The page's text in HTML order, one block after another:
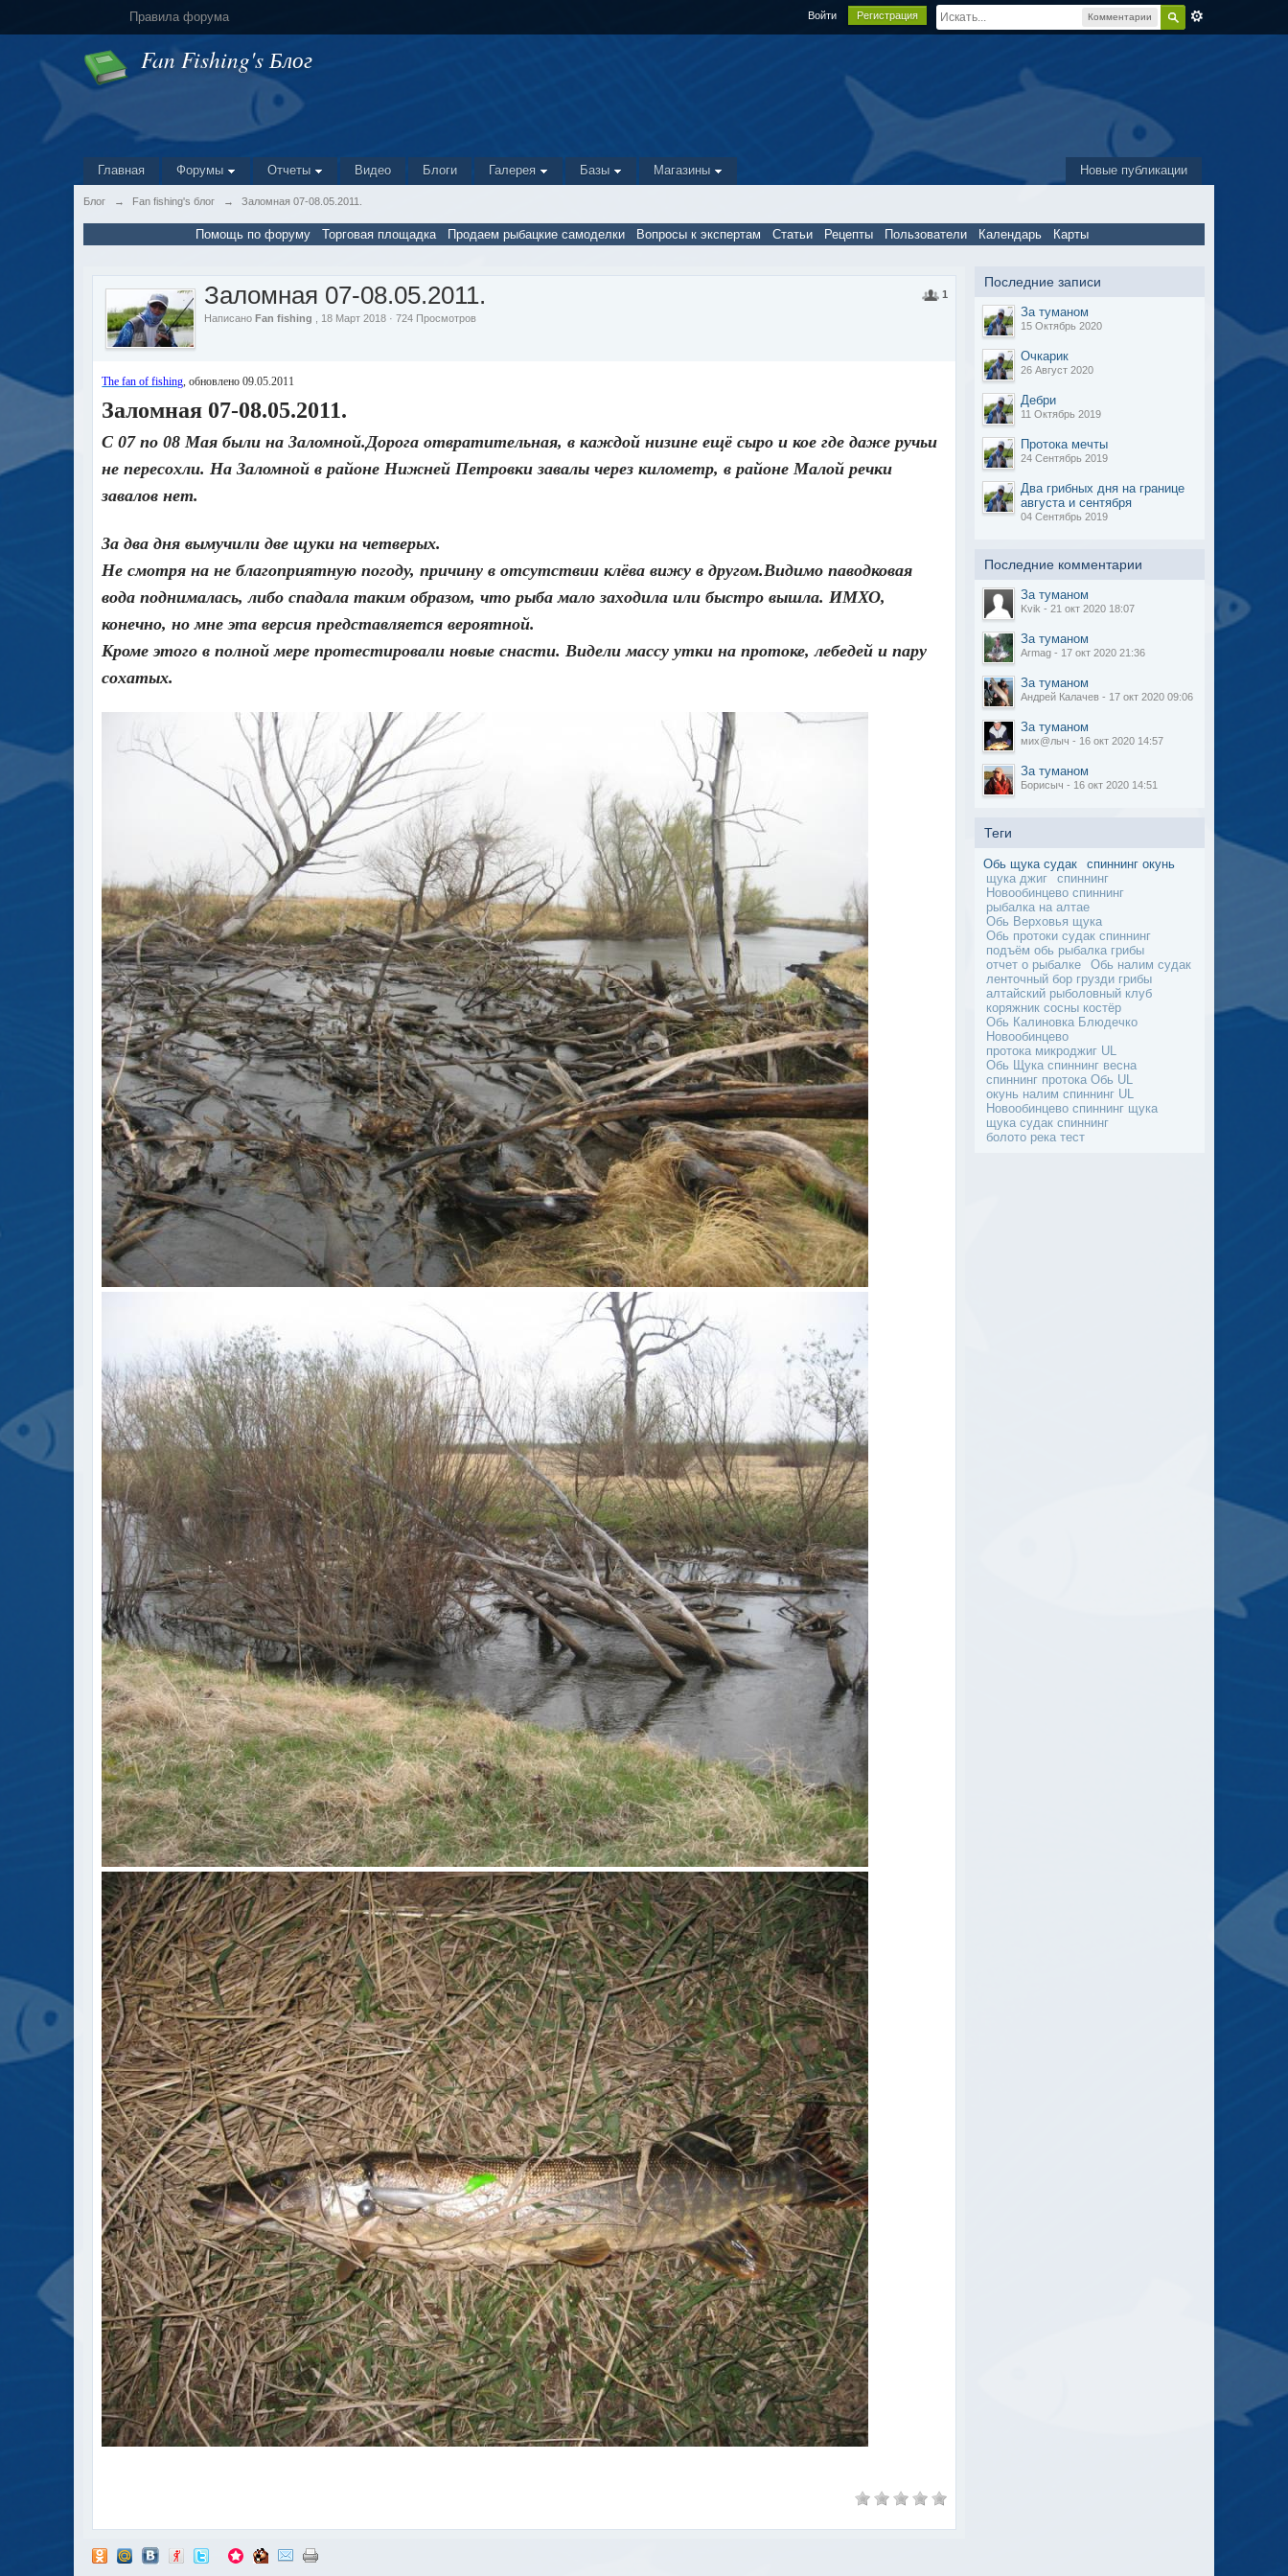
Комментарии
Правила форума Войти Регистрация
Fan Fishing's Блог
Новые публикации
Главная Форумы Отчеты Видео Блоги Галерея Базы Магазины
Блог → Fan fishing's блог → Заломная 07-08.05.2011.
Помощь по форуму Торговая площадка Продаем рыбацкие самоделки Вопросы к экспертам Статьи Рецепты Пользователи Календарь Карты
1
Заломная 07-08.05.2011.
НаписаноFan fishing , 18 Март 2018 · 724 Просмотров
The fan of fishing,обновлено 09.05.2011
Заломная 07-08.05.2011.
С 07 по 08 Мая были на Заломной.Дорога отвратительная, в каждой низине ещё сыро и кое где даже ручьи
не пересохли. На Заломной в районе Нижней Петровки завалы через километр, в районе Малой речки
завалов нет.
За два дня вымучили две щуки на четверых.
Не смотря на не благоприятную погоду, причину в отсутствии клёва вижу в другом.Видимо паводковая
вода поднималась, либо спадала таким образом, что рыба мало заходила или быстро вышла. ИМХО,
конечно, но мне эта версия представляется вероятной.
Кроме этого в полной мере протестировали новые снасти. Видели массу утки на протоке, лебедей и пару
сохатых.
Последние записи
За туманом
15 Октябрь 2020
Очкарик
26 Август 2020
Дебри
11 Октябрь 2019
Протока мечты
24 Сентябрь 2019
Два грибных дня на границе
августа и сентября
04 Сентябрь 2019
Последние комментарии
За туманом
Kvik - 21 окт 2020 18:07
За туманом
Armag - 17 окт 2020 21:36
За туманом
Андрей Калачев - 17 окт 2020 09:06
За туманом
мих@лыч - 16 окт 2020 14:57
За туманом
Борисыч - 16 окт 2020 14:51
Теги
Обь щука судак
спиннинг окунь
щука джиг
спиннинг
Новообинцево спиннинг
рыбалка на алтае
Обь Верховья щука
Обь протоки судак спиннинг
подъём обь рыбалка грибы
отчет о рыбалке
Обь налим судак
ленточный бор грузди грибы
алтайский рыболовный клуб
коряжник сосны костёр
Обь Калиновка Блюдечко
Новообинцево
протока микроджиг UL
Обь Щука спиннинг весна
спиннинг протока Обь UL
окунь налим спиннинг UL
Новообинцево спиннинг щука
щука судак спиннинг
болото река тест